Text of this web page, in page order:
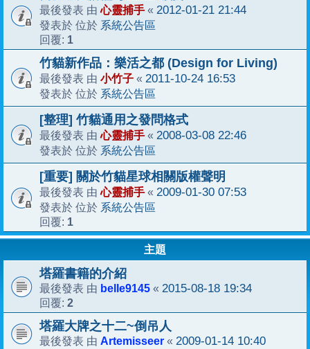
最後發表 由心靈捕手 « 2012-01-21 21:44
發表於 位於 系統公告區
回覆: 1
竹貓新作品：樂活之都 (Design for Living)
最後發表 由 小竹子 « 2011-10-24 16:53
發表於 位於 系統公告區
[整理] 竹貓通用之發問格式
最後發表 由心靈捕手 « 2008-03-08 22:46
發表於 位於 系統公告區
[重要] 關於竹貓星球相關版權聲明
最後發表 由心靈捕手 « 2009-01-30 07:53
發表於 位於 系統公告區
回覆: 1
主題
塔羅書籍的介紹
最後發表 由 belle9145 « 2015-08-18 19:34
回覆: 2
塔羅大牌之十二~倒吊人
最後發表 由 Artemisseer « 2009-01-14 10:40